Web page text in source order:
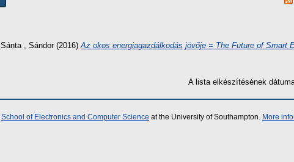
Sánta , Sándor(2016) Az okos energiagazdálkodás jövője = The Future of Smart
A lista elkészítésének
School of Electronics and Computer Science at the University of Southampton.
More